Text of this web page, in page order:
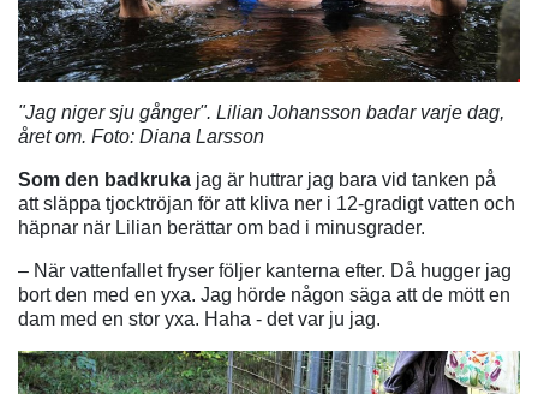
"Jag niger sju gånger". Lilian Johansson badar varje dag,
året om. Foto: Diana Larsson
Som den badkruka jag är huttrar jag bara vid tanken på
att släppa tjocktröjan för att kliva ner i 12-gradigt vatten och
häpnar när Lilian berättar om bad i minusgrader.
– När vattenfallet fryser följer kanterna efter. Då hugger jag
bort den med en yxa. Jag hörde någon säga att de mött en
dam med en stor yxa. Haha - det var ju jag.